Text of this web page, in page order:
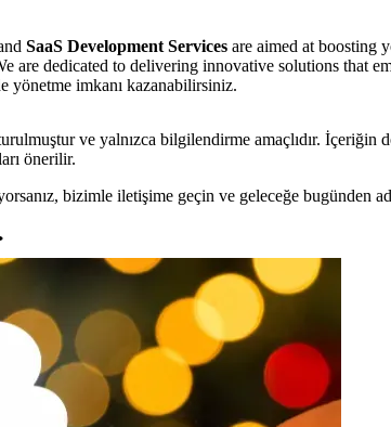
SaaS Development Services are aimed at boosting
are dedicated to delivering innovative solutions that
yönetme imkanı kazanabilirsiniz.
ve yalnızca bilgilendirme amaçlıdır.
önerilir.
bizimle iletişime geçin ve geleceğe bugünden